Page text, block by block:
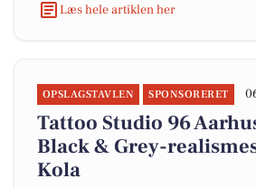
Læs hele artiklen her
OPSLAGSTAVLEN SPONSORERET
Tattoo Studio 96
Black & Grey-
Kola